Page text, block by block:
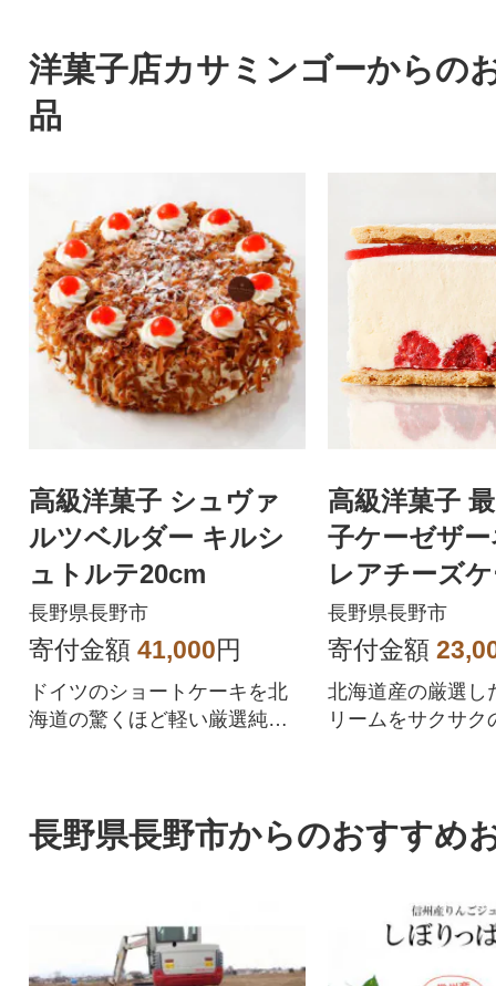
洋菓子店カサミンゴーからの
品
高級洋菓子 シュヴァ
ルツベルダー キルシ
ュトルテ20cm
長野県長野市
寄付金額 41,000円
ドイツのショートケーキを北
海道の驚くほど軽い厳選純生
高級洋菓子
子ケーゼザ
レアチーズ
ット
長野県長野市
寄付金額
北海道産の厳選し
リームをサクサク
長野県長野市からのおすすめ